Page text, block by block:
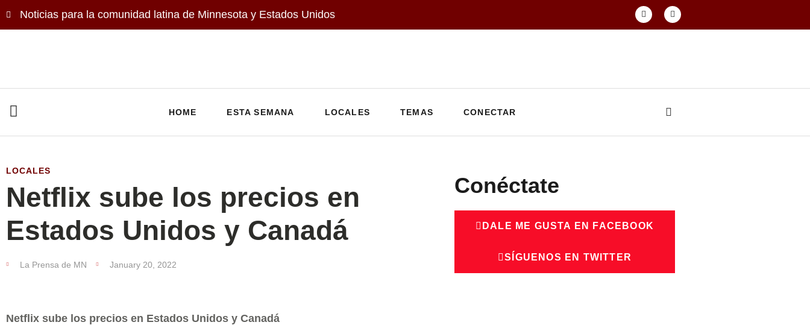
Noticias para la comunidad latina de Minnesota y Estados Unidos
HOME ESTA SEMANA LOCALES TEMAS CONECTAR
LOCALES
Netflix sube los precios en
Estados Unidos y Canadá
La Prensa de MN January 20, 2022
Netflix sube los precios en Estados Unidos y Canadá
Conéctate
DALE ME GUSTA EN FACEBOOK
SÍGUENOS EN TWITTER